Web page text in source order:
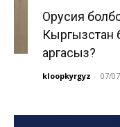
Орусия
Кыргызстан
аргасыз?
kloopkyrgyz - 07/